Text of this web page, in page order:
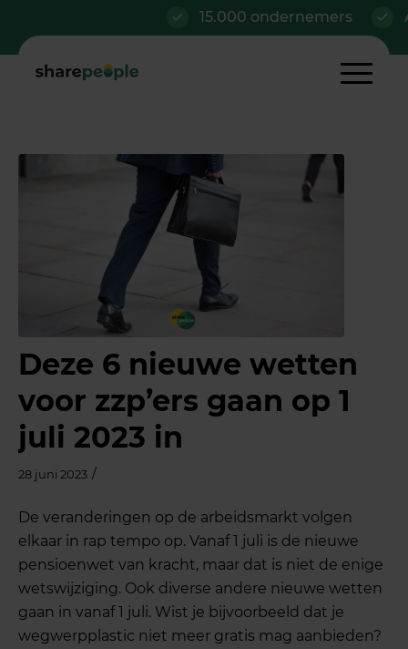
15.000 ondernemers Al
Deze 6 nieuwe wetten
voor zzp’ers gaan op 1
juli 2023 in
28 juni 2023 /
De veranderingen op de arbeidsmarkt volgen
elkaar in rap tempo op. Vanaf 1 juli is de nieuwe
pensioenwet van kracht, maar dat is niet de enige
wetswijziging. Ook diverse andere nieuwe wetten
gaan in vanaf 1 juli. Wist je bijvoorbeeld dat je
wegwerpplastic niet meer gratis mag aanbieden?